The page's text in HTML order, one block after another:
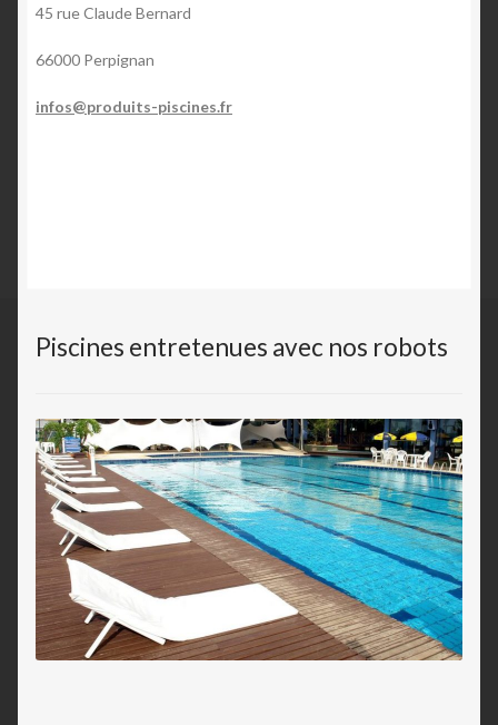
45 rue Claude Bernard
66000 Perpignan
infos@produits-piscines.fr
Piscines entretenues avec nos robots